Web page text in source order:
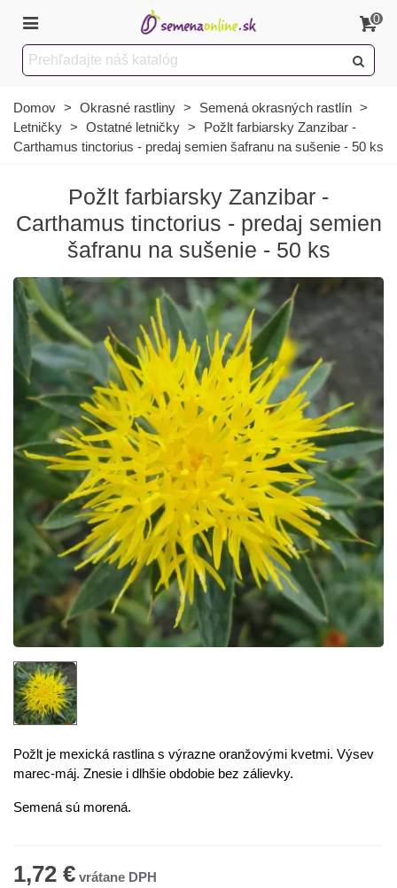
0
Domov > Okrasné rastliny > Semená okrasných rastlín >
Letničky > Ostatné letničky >
Požlt farbiarsky Zanzibar -
Carthamus tinctorius - predaj semien šafranu na sušenie - 50 ks
Požlt farbiarsky Zanzibar -
Carthamus tinctorius - predaj semien
šafranu na sušenie - 50 ks
Požlt je mexická rastlina s výrazne oranžovými kvetmi. Výsev
marec-máj. Znesie i dlhšie obdobie bez zálievky.
Semená sú morená.
1,72 €